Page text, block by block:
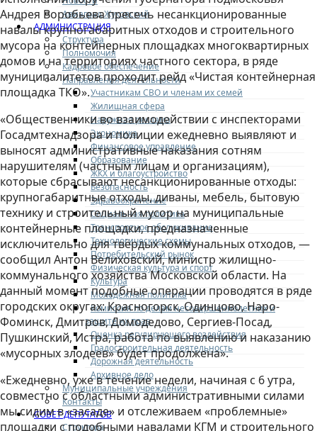
Авиаград Жуковский
АДМИНИСТРАЦИЯ
Структура
Полномочия
Кадровое обеспечение
Направления деятельности
Участникам СВО и членам их семей
Жилищная сфера
Наружная реклама
Экономика
Финансовое управление
Образование
ЖКХ и благоустройство
Безопасность
Здравоохранение
Социальная политика
Транспортное обслуживание
Технологические схемы
Потребительский рынок
Физическая культура и спорт
Культура
Молодежная политика
Комиссия по делам несовершеннолетних и
защите их прав
Оценка регулирующего воздействия
Градостроительная деятельность
Дорожная деятельность
Архивное дело
Муниципальные учреждения
Контакты
СОВЕТ ДЕПУТАТОВ
Структура
Андрея Воробьева пресечь несанкционированные
навалы крупногабаритных отходов и строительного
мусора на контейнерных площадках многоквартирных
домов и на территориях частного сектора, в ряде
муниципалитетов проходит рейд «Чистая контейнерная
площадка ТКО».
«Общественники во взаимодействии с инспекторами
Госадмтехнадзора и полиции ежедневно выявляют и
выносят административные наказания сотням
нарушителям (частным лицам и организациям),
которые сбрасывают несанкционированные отходы:
крупногабаритные отходы, диваны, мебель, бытовую
технику и строительный мусор на муниципальные
контейнерные площадки, предназначенные
исключительно для твёрдых коммунальных отходов, —
сообщил Антон Велиховский, министр жилищно-
коммунального хозяйства Московской области. На
данный момент подобные операции проводятся в ряде
городских округах: Красногорск, Одинцово, Наро-
Фоминск, Дмитров, Домодедово, Сергиев-Посад,
Пушкинский, Истра, работа по выявлению и наказанию
«мусорных злодеев» будет продолжена».
«Ежедневно, уже в течение недели, начиная с 6 утра,
совместно с областными административными силами
мы сидим в «засаде» и отслеживаем «проблемные»
площадки с подобными навалами КГМ и строительного